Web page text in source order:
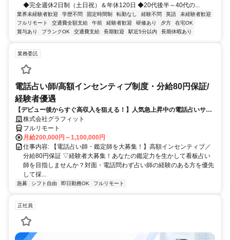
◆完全週休2日制（土日祝）＆年休120日 ◆20代後半～40代の...
業界未経験者歓迎 学歴不問 固定時間制 転勤なし 経験不問 英語
未経験者歓迎
フルリモート
交通費全額支給 午前 経験者歓迎 研修あり 夕方
在宅OK
賞与あり
ブランクOK 交通費支給 長期歓迎 駅近5分以内 長期休暇あり
業務委託
電話占い師/高額インセンティブ制度・分給80円保証/
経験者優遇
【デビュー後からすぐ高収入を狙える！】人気急上昇中の電話占いサイ
トで占いのお仕事
株式会社グラフィット
フルリモート
月給200,000円～1,100,000円
仕事内容: 【電話占い師・鑑定師を大募集！】高額インセンティブ／
分給80円保証 ▽経験者大募集！あなたの鑑定力を生かして看板占い
師を目指しませんか？対面・電話問わず占い師の経験のある方を優先
して採...
急募 シフト自由 即日勤務OK フルリモート
正社員